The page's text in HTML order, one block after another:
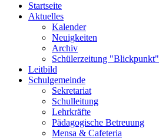
Startseite
Aktuelles
Kalender
Neuigkeiten
Archiv
Schülerzeitung "Blickpunkt"
Leitbild
Schulgemeinde
Sekretariat
Schulleitung
Lehrkräfte
Pädagogische Betreuung
Mensa & Cafeteria